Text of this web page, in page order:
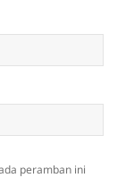
peramban ini